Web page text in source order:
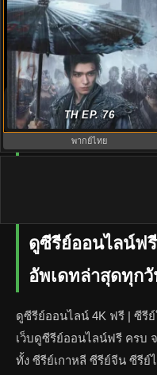
ตำนานนทีมืด (2025) Blood River
พากย์ไทย EP.1-40 (จบ)
TH EP. 76
พากย์ไทย
ดูซีรีย์ออนไลน์ฟ
อัพเดทล่าสุดทุก
ดูซีรีย์ออนไลน์ 4K ฟรี | ซีรี
เว็บดูซีรีย์ออนไลน์ฟรี ครบ
ทั้ง ซีรีย์เกาหลี ซีรีย์จีน ซีรี